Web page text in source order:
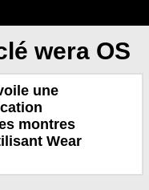
wera OS
une
montres
Wear